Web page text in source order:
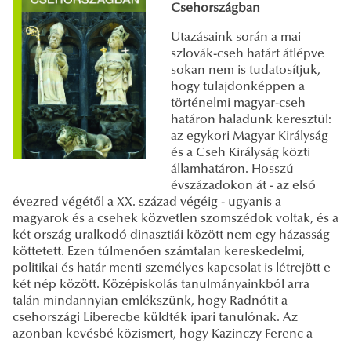
Csehországban
Utazásaink során a mai
szlovák-cseh határt átlépve
sokan nem is tudatosítjuk,
hogy tulajdonképpen a
történelmi magyar-cseh
határon haladunk keresztül:
az egykori Magyar Királyság
és a Cseh Királyság közti
államhatáron. Hosszú
évszázadokon át - az első
évezred végétől a XX. század végéig - ugyanis a
magyarok és a csehek közvetlen szomszédok voltak, és a
két ország uralkodó dinasztiái között nem egy házasság
köttetett. Ezen túlmenően számtalan kereskedelmi,
politikai és határ menti személyes kapcsolat is létrejött e
két nép között. Középiskolás tanulmányainkból arra
talán mindannyian emlékszünk, hogy Radnótit a
csehországi Liberecbe küldték ipari tanulónak. Az
azonban kevésbé közismert, hogy Kazinczy Ferenc a